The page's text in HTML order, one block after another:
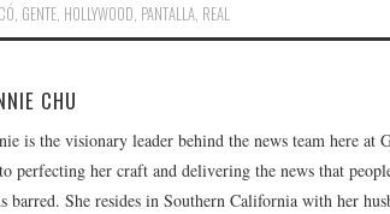
, GENTE, HOLLYWOOD, PANTALLA, REAL
CHU
is the visionary leader behind the news team here at
perfecting her craft and delivering the news that
barred. She resides in Southern California with her